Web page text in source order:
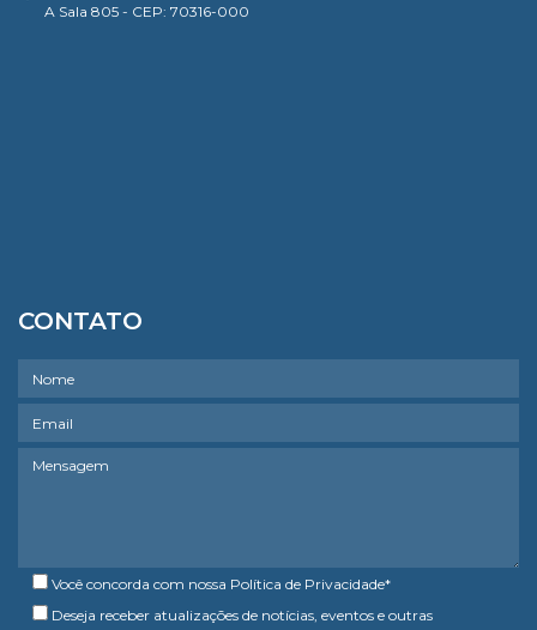
A Sala 805 - CEP: 70316-000
CONTATO
Você concorda com nossa Política de Privacidade*
Deseja receber atualizações de notícias, eventos e outras